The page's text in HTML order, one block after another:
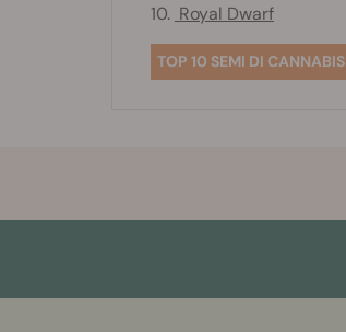
10. Royal Dwarf
TOP 10 SEMI DI CANNABIS